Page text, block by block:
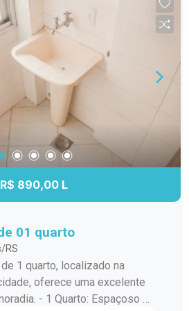
a chance de morar neste
Agende uma visita
R$ 890,00 L
01 quarto
RS
1 quarto, localizado na
oferece uma excelente
Espaçoso e